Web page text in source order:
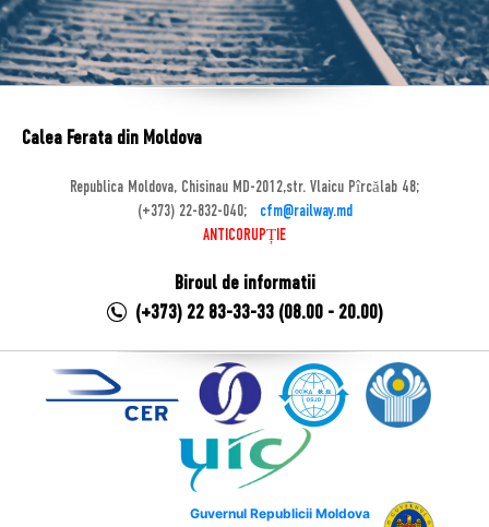
Calea Ferata din Moldova
Republica Moldova, Chisinau MD-2012,str. Vlaicu Pîrcălab 48;
(+373) 22-832-040;
cfm@railway.md
ANTICORUPȚIE
Biroul de informatii
(+373) 22 83-33-33 (08.00 - 20.00)
Guvernul Republicii Moldova